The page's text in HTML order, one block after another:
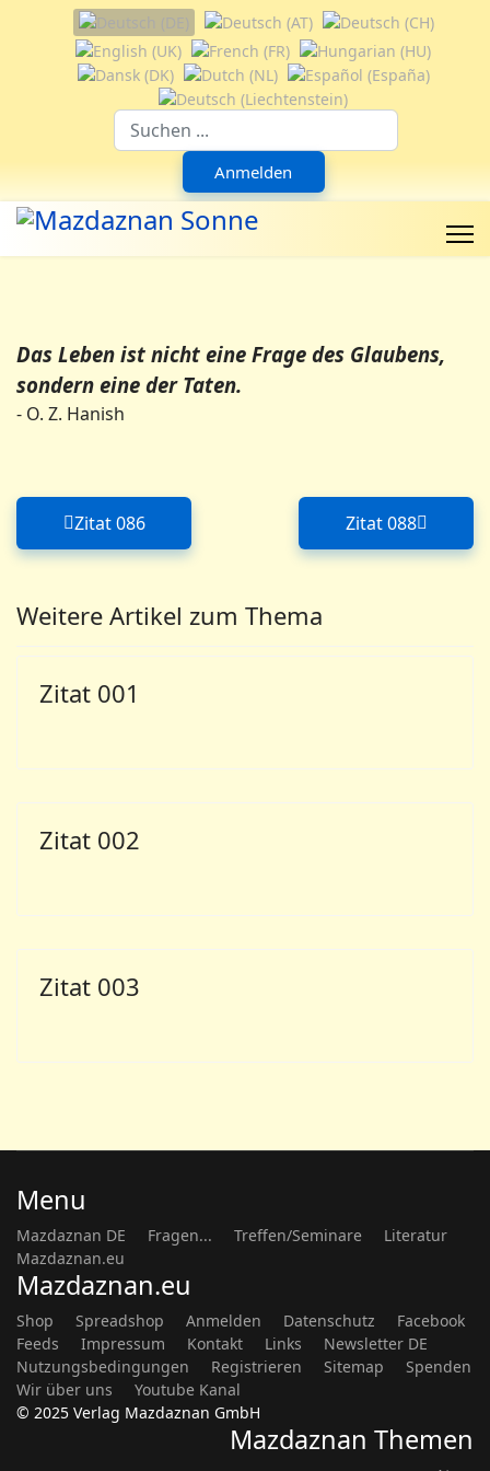
Sprache auswählen
Anmelden
Das Leben ist nicht eine Frage des Glaubens,
sondern eine der Taten.
- O. Z. Hanish
Vorheriger Beitrag: Zitat 086
Zitat 086 Nächster
Zitat 088
Weitere Artikel zum Thema
Zitat 001
Zitat 002
Zitat 003
Menu
Mazdaznan DE Fragen... Treffen/Seminare
Literatur
Mazdaznan.eu
Mazdaznan.eu
Shop Spreadshop Anmelden Datenschutz
Facebook
Feeds
Impressum Kontakt Links
Newsletter DE
Nutzungsbedingungen
Registrieren Sitemap
Spenden
Wir über uns
Youtube Kanal
© 2025 Verlag Mazdaznan GmbH
Mazdaznan Themen